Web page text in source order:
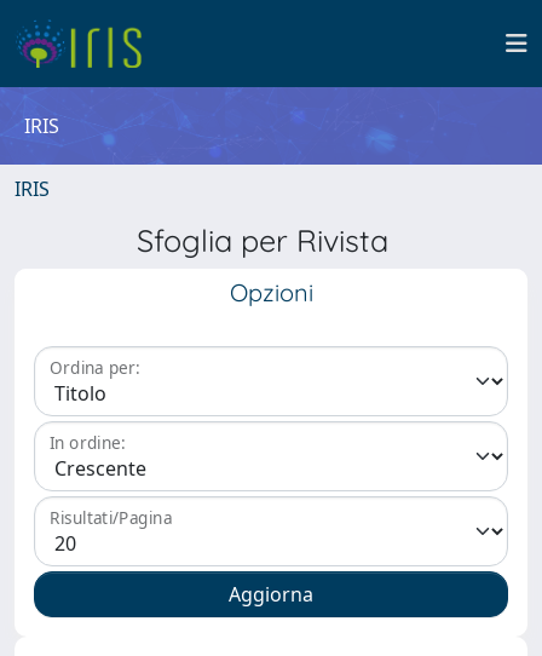
IRIS
IRIS
Sfoglia per Rivista
Opzioni
Ordina per:
In ordine:
Risultati/Pagina